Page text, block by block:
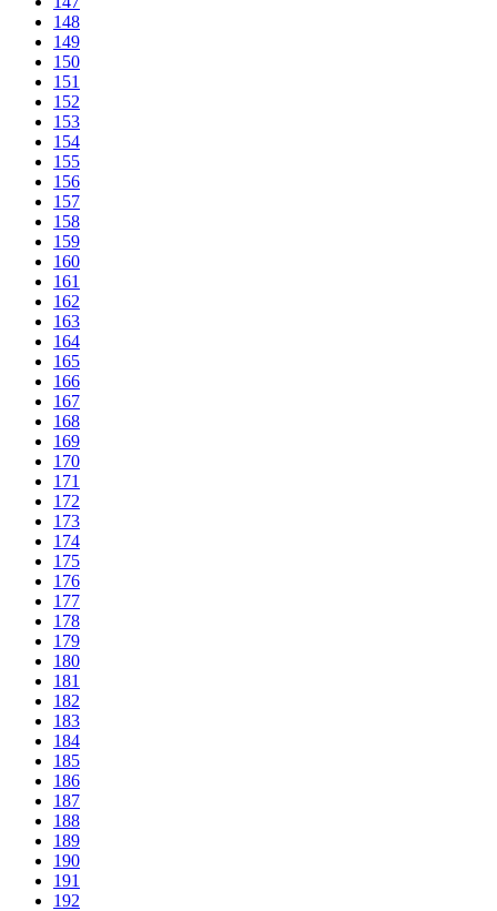
148
149
150
151
152
153
154
155
156
157
158
159
160
161
162
163
164
165
166
167
168
169
170
171
172
173
174
175
176
177
178
179
180
181
182
183
184
185
186
187
188
189
190
191
192